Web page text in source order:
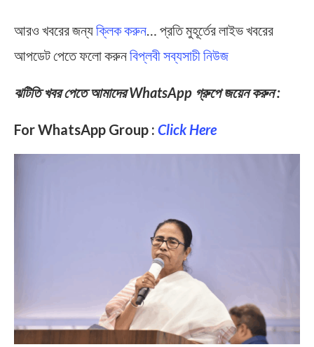
আরও খবরের জন্যক্লিক করুন… প্রতি মুহূর্তের লাইভ খবরের
আপডেট পেতে ফলো করুনবিপ্লবী সব্যসাচী নিউজ
ঝটিতি খবর পেতে আমাদের WhatsApp গ্রুপে জয়েন করুন :
For WhatsApp Group : Click Here